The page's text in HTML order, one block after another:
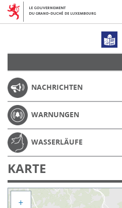
NACHRICHTEN
WARNUNGEN
WASSERLÄUFE
KARTE
+